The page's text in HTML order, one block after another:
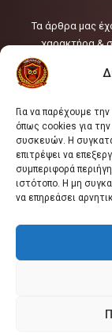
Για να παρέχουμε
όπως cookies για
συσκευών. Η
επιτρέψει να
συμπεριφορά
ιστότοπο. Η μη
να επηρεάσει
10
Τα άρθρα μας
χαρακτήρα &
Δεδομένης δε
πληροφοριών, οι
του Fire Rescue
εγγύηση,
Fire Rescue